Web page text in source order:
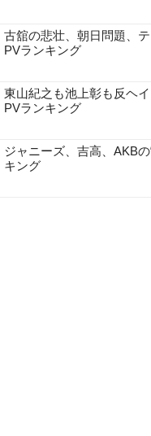
古舘の悲壮、朝日問題、
PVランキング
東山紀之も池上彰も反ヘ
PVランキング
ジャニーズ、吉高、AKB
キング